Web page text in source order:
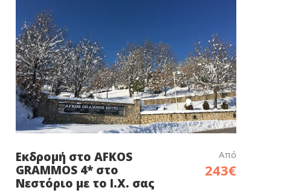
Εκδρομή στο AFKOS
GRAMMOS 4* στο
Νεστόριο με το Ι.Χ. σας
Από
243€